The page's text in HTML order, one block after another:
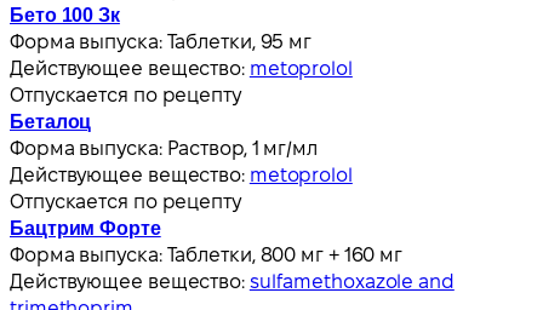
Бето 100 Зк
Форма выпуска: Таблетки, 95 мг
Действующее вещество: metoprolol
Отпускается по рецепту
Беталоц
Форма выпуска: Раствор, 1 мг/мл
Действующее вещество: metoprolol
Отпускается по рецепту
Бацтрим Форте
Форма выпуска: Таблетки, 800 мг + 160 мг
Действующее вещество: sulfamethoxazole and